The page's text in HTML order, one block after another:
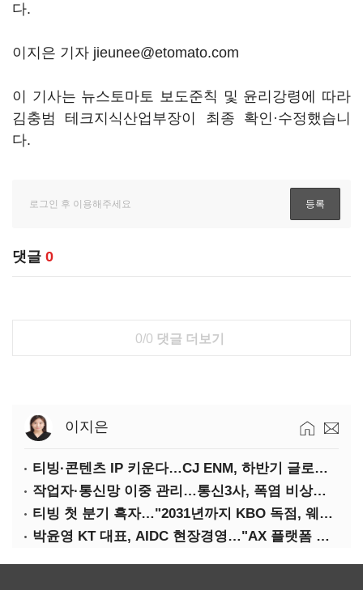
다.
이지은 기자 jieunee@etomato.com
이 기사는 뉴스토마토 보도준칙 및 윤리강령에 따라
김충범 테크지식산업부장이 최종 확인·수정했습니
다.
댓글 0
0/0 댓글 더보기
이지은
티빙·콘텐츠 IP 키운다…CJ ENM, 하반기 글로벌 확장 가속
작업자·통신망 이중 관리…통신3사, 폭염 비상대응 돌입
티빙 첫 분기 흑자…"2031년까지 KBO 독점, 웨이브 합병도 속도"
박윤영 KT 대표, AIDC 현장경영…"AX 플랫폼 핵심 인프라로 키운다"